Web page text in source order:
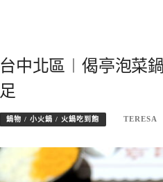
台中北區︱偈亭泡菜
足
鍋物 / 小火鍋 / 火鍋吃到飽 TERESA